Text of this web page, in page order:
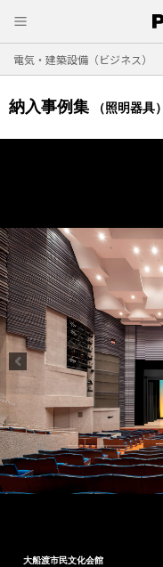
電気・建築設備（ビジネス）
納入事例集 （照明器具）
大船渡市民文化会館